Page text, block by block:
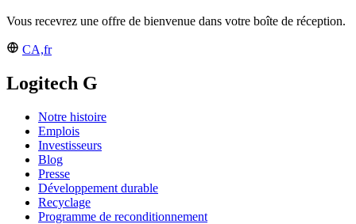
Vous recevrez une offre de bienvenue dans votre boîte de réception.
CA,fr
Logitech G
Notre histoire
Emplois
Investisseurs
Blog
Presse
Développement durable
Recyclage
Programme de reconditionnement